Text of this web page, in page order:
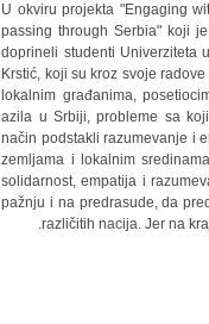
U okviru projekta "Engaging
passing through Serbia" koji
doprineli studenti Univerziteta
Krstić, koji su kroz svoje
lokalnim građanima,
azila u Srbiji, probleme sa
način podstakli razumevanje i
zemljama i lokalnim
solidarnost, empatija i
pažnju i na predrasude, da
različitih nacija. Jer na